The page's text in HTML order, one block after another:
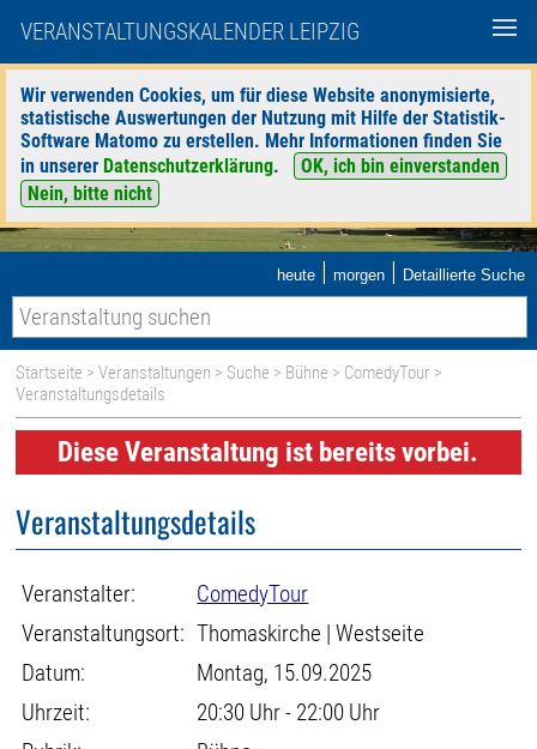
VERANSTALTUNGSKALENDER LEIPZIG
Wir verwenden Cookies, um für diese Website anonymisierte,
statistische Auswertungen der Nutzung mit Hilfe der Statistik-
Software Matomo zu erstellen. Mehr Informationen finden Sie
in unserer Datenschutzerklärung.
OK, ich bin einverstanden
Nein, bitte nicht
heute | morgen | Detaillierte Suche
Startseite >Veranstaltungen > Suche > Bühne > ComedyTour >
Veranstaltungsdetails
Diese Veranstaltung ist bereits vorbei.
Veranstaltungsdetails
Veranstalter:
ComedyTour
Veranstaltungsort: Thomaskirche | Westseite
Datum:
Montag, 15.09.2025
Uhrzeit:
20:30 Uhr - 22:00 Uhr